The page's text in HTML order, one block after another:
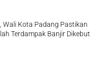
Wali Kota Padang Pastikan
Terdampak Banjir Dikebut